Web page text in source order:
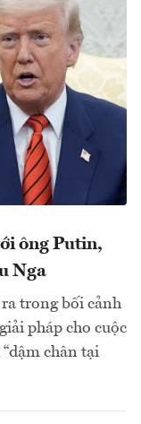
ông Putin,
Nga
trong bối cảnh
pháp cho cuộc
chân tại